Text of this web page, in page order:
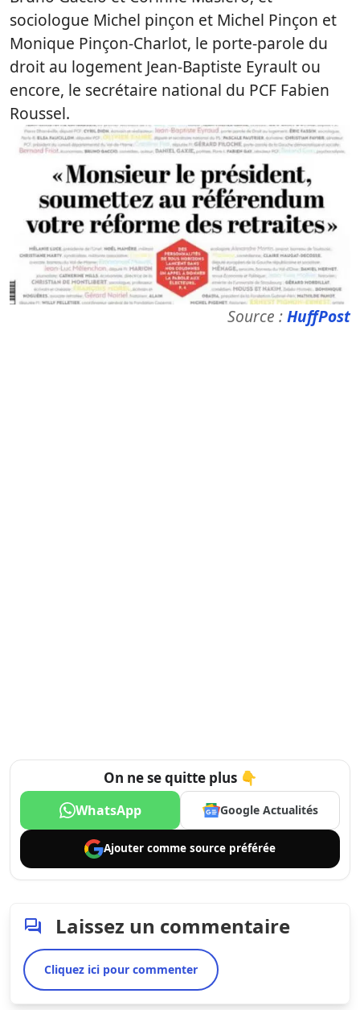
sociologue Michel pinçon et Michel Pinçon et
Monique Pinçon-Charlot, le porte-parole du
droit au logement Jean-Baptiste Eyrault ou
encore, le secrétaire national du PCF Fabien
Roussel.
Source :HuffPost
On ne se quitte plus 👇
WhatsApp Google Actualités
Ajouter comme source préférée
Laissez un commentaire
Cliquez ici pour commenter